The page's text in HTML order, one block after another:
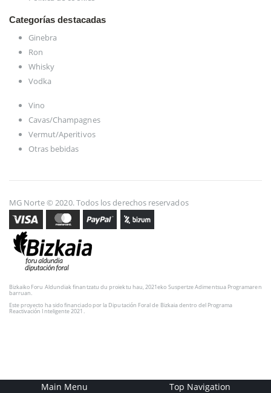
Categorías destacadas
Ginebra
Ron
Whisky
Vodka
Vino
Cavas/Champagnes
Vermut/Aperitivos
Otras bebidas
MG Norte © 2020. Todos los derechos reservados
Bizkaiko Foru Aldundiak finantzatu du proiektu hau, 2021eko Suspertze Adimentsua Programaren
barruan.
Este proyecto ha sido financiado por la Diputación Foral de Bizkaia dentro del Programa
Reactivación Inteligente 2021.
Main Menu Top Navigation